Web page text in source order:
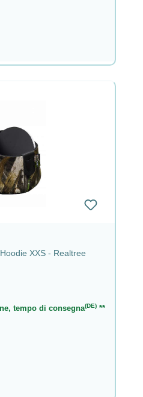
XXS - Realtree
tempo di consegna(DE) **